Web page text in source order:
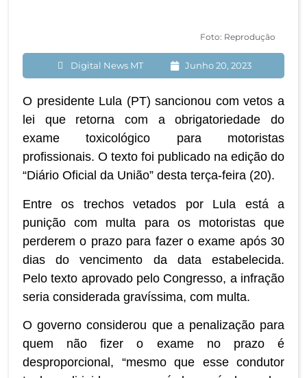
Foto: Reprodução
Digital News MT Junho 20, 2023
O presidente Lula (PT) sancionou com vetos a
lei que retorna com a obrigatoriedade do
exame toxicológico para motoristas
profissionais. O texto foi publicado na edição do
“Diário Oficial da União” desta terça-feira (20).
Entre os trechos vetados por Lula está a
punição com multa para os motoristas que
perderem o prazo para fazer o exame após 30
dias do vencimento da data estabelecida.
Pelo texto aprovado pelo Congresso, a infração
seria considerada gravíssima, com multa.
O governo considerou que a penalização para
quem não fizer o exame no prazo é
desproporcional, “mesmo que esse condutor